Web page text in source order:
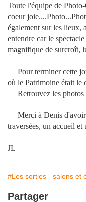
Toute l'équipe de Photo-
coeur
également sur les lieux,
entendre car le
magnifique de surcroît,
Pour terminer cette
où le Patrimoine était le
Retrouvez les photos
Merci à Denis d'avoir
traversées, un accueil et
JL
#Les sorties - salons et
Partager